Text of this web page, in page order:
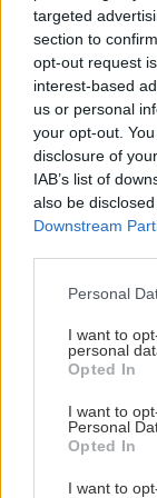
targeted
section to
opt-out request
interest-based
us or personal
your opt-out.
disclosure of
IAB’s list of
also be
Downstream
Personal
I want to
personal
Opted In
I want to
Personal
Opted In
I want to
ΚΟΣΜΟΣ
Χαμός στη
ΚΟΙΝΩΝΙΑ
πισίνα
ΚΟΙΝΩΝΙΑ
πολίτες